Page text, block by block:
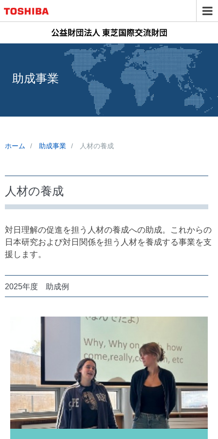
助成事業
ホーム 助成事業 人材の養成
人材の養成
対日理解の促進を担う人材の養成への助成。これからの
日本研究および対日関係を担う人材を養成する事業を支
援します。
2025年度 助成例